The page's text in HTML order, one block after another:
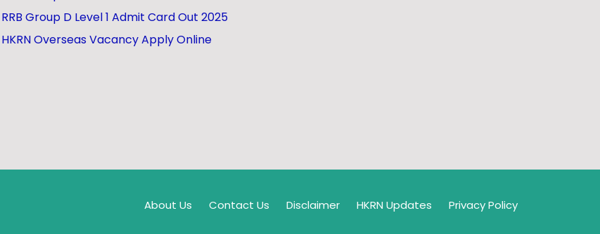
RRB Group D Level 1 Admit Card Out 2025
HKRN Overseas Vacancy Apply Online
About Us Contact Us Disclaimer HKRN Updates Privacy Policy